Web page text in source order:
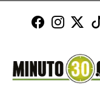
Minuto30